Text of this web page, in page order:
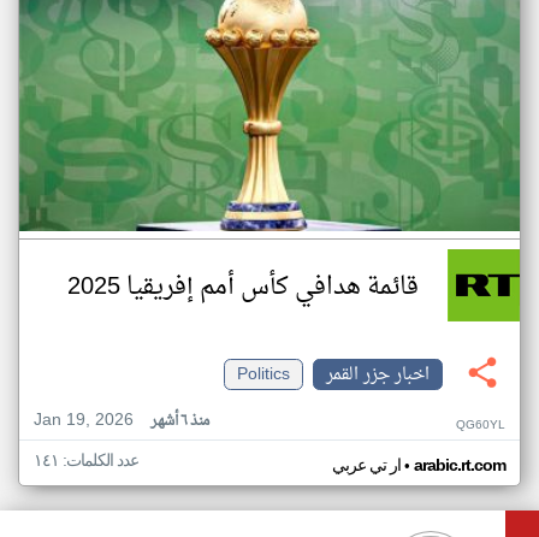
قائمة هدافي كأس أمم إفريقيا 2025
اخبار جزر القمر
Politics
Jan 19, 2026
منذ ٦ أشهر QG60YL
ار تي عربي• arabic.rt.com عدد الكلمات: ١٤١